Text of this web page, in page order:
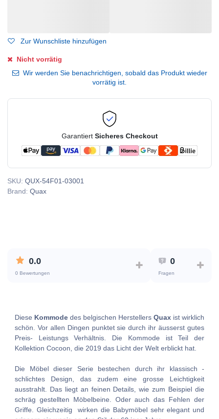
Zur Wunschliste hinzufügen
Nicht vorrätig
Wir werden Sie benachrichtigen, sobald das Produkt wieder
vorrätig ist.
Garantiert Sicheres Checkout
SKU: QUX-54F01-03001
Brand: Quax
0.0
0 Bewertungen
0
Fragen
Diese Kommode des belgischen Herstellers Quax ist wirklich
schön. Vor allen Dingen punktet sie durch ihr äusserst gutes
Preis- Leistungs Verhältnis. Die Kommode ist Teil der
Kollektion Cocoon, die 2019 das Licht der Welt erblickt hat.
Die Möbel dieser Serie bestechen durch ihr klassisch -
schlichtes Design, das zudem eine grosse Leichtigkeit
ausstrahlt. Das liegt an feinen Details, wie zum Beispiel die
schräg gestellten Möbelbeine. Oder auch das Fehlen der
Griffe. Gleichzeitig wirken die Babymöbel sehr elegant und